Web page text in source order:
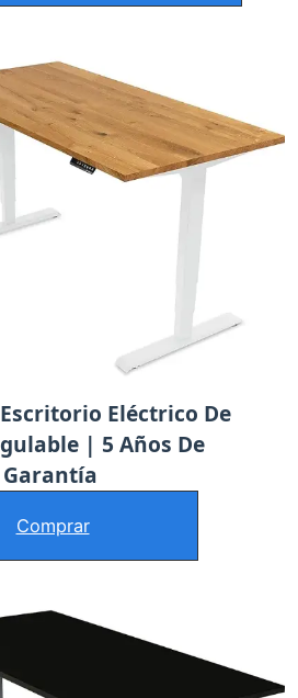
Eléctrico De
| 5 Años De
Garantía
Comprar